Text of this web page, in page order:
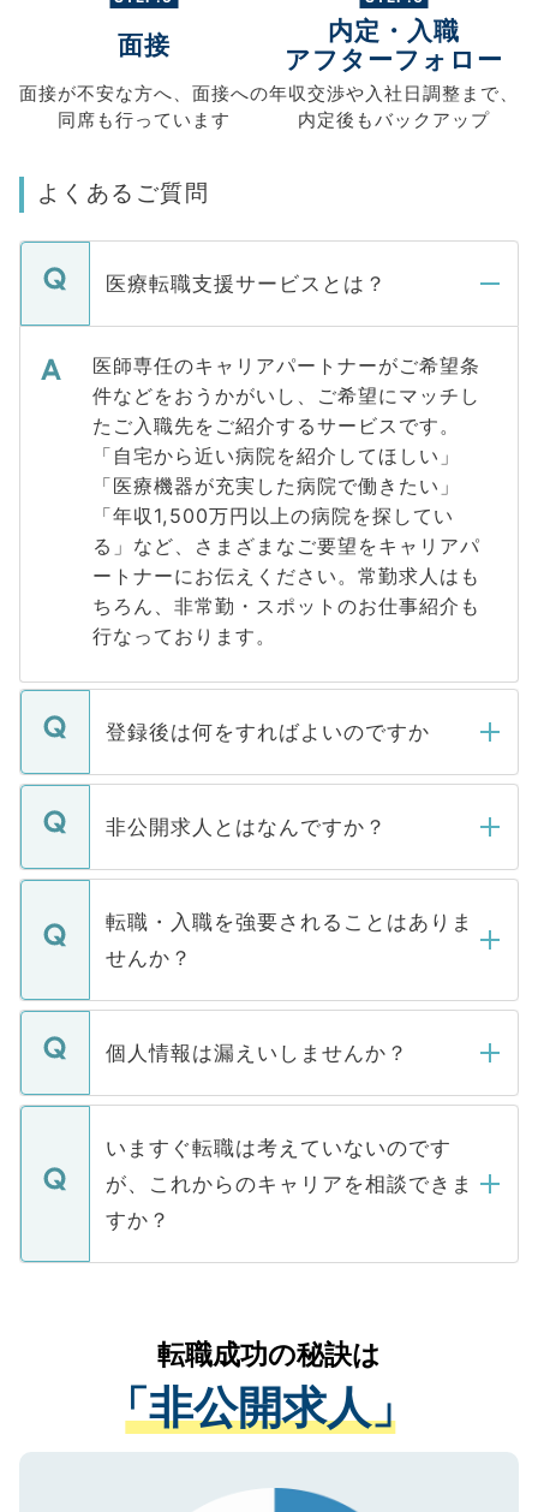
面接
面接が不安な方へ、 面接への
同席も行っています
内定・入職
アフターフォロー
年収交渉や入社日調整まで、
内定後もバックアップ
よくあるご質問
医療転職支援サービスとは？
医師専任のキャリアパートナーがご希望条
件などをおうかがいし、ご希望にマッチし
たご入職先をご紹介するサービスです。
「自宅から近い病院を紹介してほしい」
「医療機器が充実した病院で働きたい」
「年収1,500万円以上の病院を探してい
る」など、さまざまなご要望をキャリアパ
ートナーにお伝えください。常勤求人はも
ちろん、非常勤・スポットのお仕事紹介も
行なっております。
登録後は何をすればよいのですか
ご登録いただきましたら、弊社担当者がご
登録内容を確認し、その後メールもしくは
ます。通常、5営業日以内にはご連絡をせて
いただきますので、しばらくお待ちくださ
非公開求人とはなんですか？
マイナビDOCTORで取り扱っている求人の
うち約3割は、Webサイトからご覧いただ
けない「非公開求人」です。非公開求人は
下記の理由によって、一般には公開してい
ません。
■応募殺到を避けるため 人気のある医療機
関を公にしてしまうと、応募が殺到する場
に、医療機関が求める条件に合った人材の
みを人材紹介会社に依頼するケースが増え
ています。
転職・入職を強要されることはありま
せんか？
転職・入職を強要することは一切ありませ
ん。また、仮に応募先から内定をいただい
定を承諾する必要はありません。内定先へ
の辞退の連絡はキャリアパートナーが行い
個人情報は漏えいしませんか？
個人情報が漏えいすることはありませんの
で、ご安心ください。当サイトからの登録
などで収集したご登録者様の個人情報は、
ご本人のキャリアアップおよび転職活動の
支援を目的に使用いたします。お預かりし
ているすべての個人データはご本人の許可
は、個人情報の取り扱いについての厳密な
管理基準を満たした事業者のみに付与され
る、プライバシーマークを取得済みです。
で、機密保持に関してもご安心ください。
いますぐ転職は考えていないのです
が、これからのキャリアを相談できま
すか？
かがいして、現在の医療機関の状況や紹介
経験をまじえながら、適切なアドバイスを
させていただきます。すぐにご転職をされ
ない方には、長期的なサポートが可能です
ので、まずはご登録ください。
転職成功の秘訣は
「非公開求人」